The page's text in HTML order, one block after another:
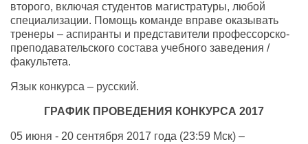
второго, включая студентов магистратуры, любой
специализации. Помощь команде вправе оказывать
тренеры – аспиранты и представители профессорско-
преподавательского состава учебного заведения /
факультета.
Язык конкурса – русский.
ГРАФИК ПРОВЕДЕНИЯ КОНКУРСА 2017
05 июня - 20 сентября 2017 года (23:59 Мск) –